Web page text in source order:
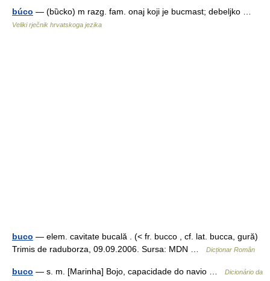
búco — (bȕcko) m razg. fam. onaj koji je bucmast; debeljko …
Veliki rječnik hrvatskoga jezika
buco — elem. cavitate bucală . (< fr. bucco , cf. lat. bucca, gură)
Trimis de raduborza, 09.09.2006. Sursa: MDN …
Dicționar Român
buco — s. m. [Marinha] Bojo, capacidade do navio …
Dicionário da